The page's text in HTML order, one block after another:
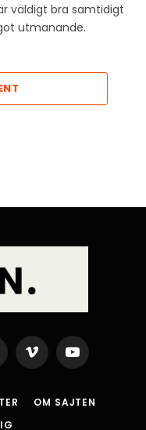
väldigt bra samtidigt
utmanande.
Vimeo YouTube
OM SAJTEN